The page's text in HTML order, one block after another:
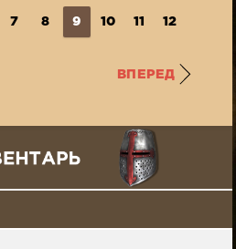
7 8 9 10 11 12
ВПЕРЕД